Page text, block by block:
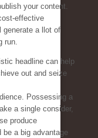
your content.
effective
generate a llot of
run.
headline can help
out and seize
Possessing a
a single consider,
produce
a big advantage